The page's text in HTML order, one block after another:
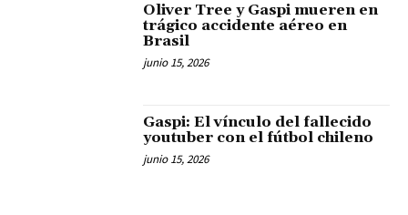
Oliver Tree y Gaspi mueren en
trágico accidente aéreo en
Brasil
junio 15, 2026
Gaspi: El vínculo del fallecido
youtuber con el fútbol chileno
junio 15, 2026